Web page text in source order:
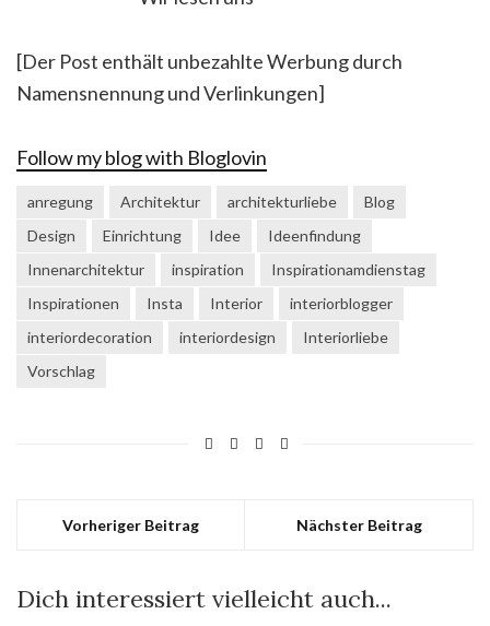
[Der Post enthält unbezahlte Werbung durch
Namensnennung und Verlinkungen]
Follow my blog with Bloglovin
anregung Architektur architekturliebe
Blog
Design
Einrichtung Idee
Ideenfindung
Innenarchitektur
inspiration
Inspirationamdienstag
Inspirationen
Insta Interior
interiorblogger
interiordecoration
interiordesign
Interiorliebe
Vorschlag
Vorheriger Beitrag Nächster Beitrag
Dich interessiert vielleicht auch...